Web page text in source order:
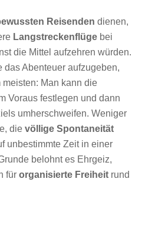
Reisenden dienen,
Langstreckenflüge bei
die Mittel aufzehren würden.
das Abenteuer aufzugeben,
Man kann die
Voraus festlegen und dann
umherschweifen. Weniger
dievöllige Spontaneität
unbestimmte Zeit in einer
belohnt es Ehrgeiz,
fürorganisierte Freiheit rund